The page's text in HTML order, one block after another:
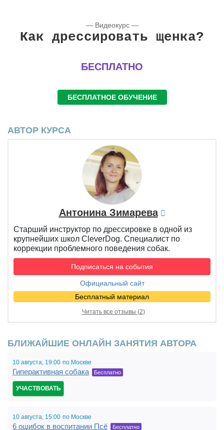
— Видеокурс —
Как дрессировать щенка?
БЕСПЛАТНО
БЕСПЛАТНОЕ ОБУЧЕНИЕ
АВТОР КУРСА
Антонина Зимарева
Старший инструктор по дрессировке в одной из
крупнейших школ CleverDog. Специалист по
коррекции проблемного поведения собак.
Подписаться на события
Официальный сайт
Бесплатный материал
Читать все отзывы (2)
БЛИЖАЙШИЕ ОНЛАЙН ЗАНЯТИЯ АВТОРА
10 августа, 19:00 по Москве
Гиперактивная собака Бесплатно
УЧАСТВОВАТЬ
10 августа, 15:00 по Москве
6 ошибок в воспитании Псё Бесплатно